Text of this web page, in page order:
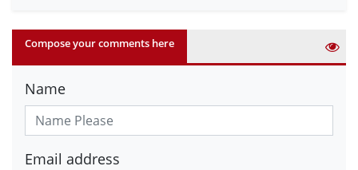
Compose your comments here
Name
Email address